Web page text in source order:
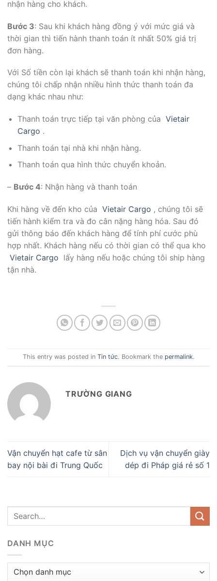
nhận hàng cho khách.
Bước 3: Sau khi khách hàng đồng ý với mức giá và
thời gian thì tiến hành thanh toán ít nhất 50% giá trị
đơn hàng.
Với Số tiền còn lại khách sẽ thanh toán khi nhận hàng,
chúng tôi chấp nhận nhiều hình thức thanh toán đa
dạng khác nhau như:
Thanh toán trực tiếp tại văn phòng của Vietair
Cargo .
Thanh toán tại nhà khi nhận hàng.
Thanh toán qua hình thức chuyển khoản.
– Bước 4: Nhận hàng và thanh toán
Khi hàng về đến kho của Vietair Cargo , chúng tôi sẽ
tiến hành kiểm tra và đo cân nặng hàng hóa. Sau đó
gửi thông báo đến khách hàng để tính phí cước phù
hợp nhất. Khách hàng nếu có thời gian có thể qua kho
Vietair Cargo lấy hàng nếu hoặc chúng tôi ship hàng
tận nhà.
This entry was posted in Tin tức. Bookmark the permalink.
TRƯỜNG GIANG
Vận chuyển hạt cafe từ sân
bay nội bài đi Trung Quốc
Dịch vụ vận chuyển giày
dép đi Pháp giá rẻ số 1
DANH MỤC
Danh